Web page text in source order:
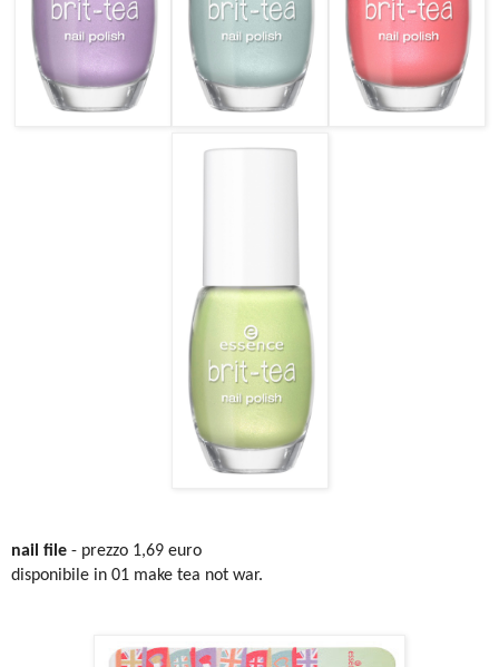
nail file - prezzo 1,69 euro
disponibile in 01 make tea not war.